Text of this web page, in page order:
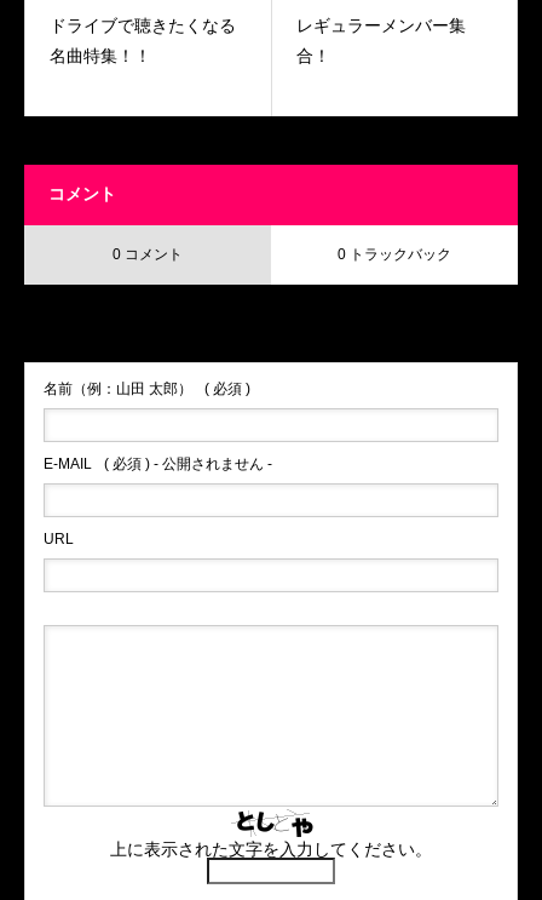
ドライブで聴きたくなる
名曲特集！！
レギュラーメンバー集
合！
コメント
0 コメント 0 トラックバック
名前（例：山田 太郎） ( 必須 )
E-MAIL ( 必須 ) - 公開されません -
URL
上に表示された文字を入力してください。